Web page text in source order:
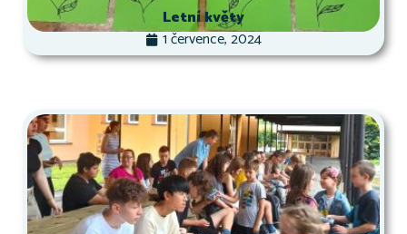
Letní květy
1 července, 2024